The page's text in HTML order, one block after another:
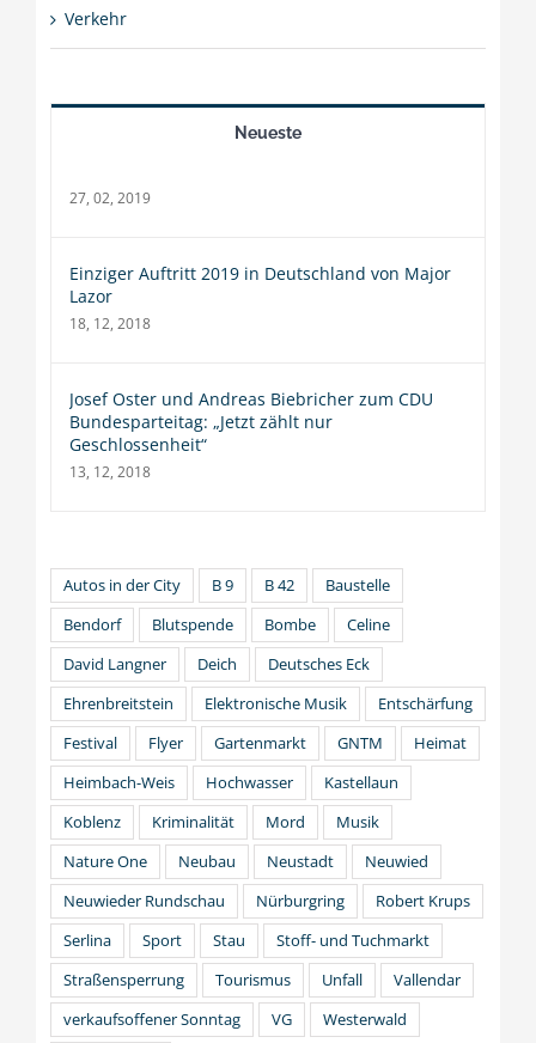
Verkehr
Neueste
27, 02, 2019
Einziger Auftritt 2019 in Deutschland von Major
Lazor
18, 12, 2018
Josef Oster und Andreas Biebricher zum CDU
Bundesparteitag: „Jetzt zählt nur
Geschlossenheit“
13, 12, 2018
Autos in der City B 9 B 42
Baustelle
Bendorf
Blutspende Bombe
Celine
David Langner
Deich
Deutsches Eck
Ehrenbreitstein
Elektronische Musik
Entschärfung
Festival
Flyer Gartenmarkt GNTM
Heimat
Heimbach-Weis
Hochwasser
Kastellaun
Koblenz
Kriminalität Mord
Musik
Nature One
Neubau Neustadt
Neuwied
Neuwieder Rundschau
Nürburgring
Robert Krups
Serlina
Sport Stau
Stoff- und Tuchmarkt
Straßensperrung
Tourismus Unfall
Vallendar
verkaufsoffener Sonntag
VG
Westerwald